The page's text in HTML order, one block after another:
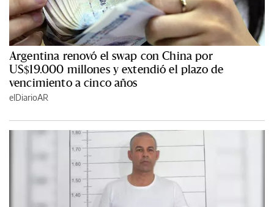
Argentina renovó el swap con China por
US$19.000 millones y extendió el plazo de
vencimiento a cinco años
elDiarioAR